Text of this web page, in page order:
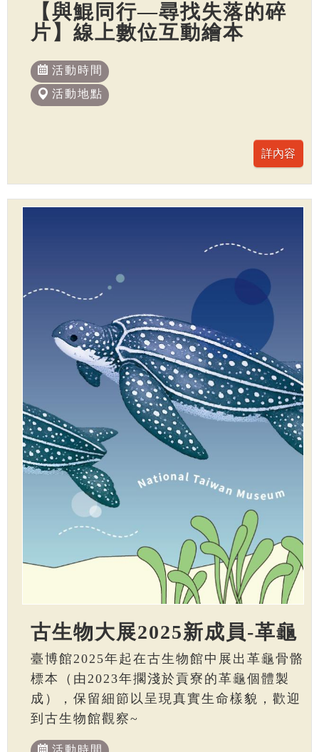
【與鯤同行—尋找失落的碎
片】線上數位互動繪本
活動時間
活動地點
古生物大展2025新成員-革龜
臺博館2025年起在古生物館中展出革龜骨骼
標本（由2023年擱淺於貢寮的革龜個體製
成），保留細節以呈現真實生命樣貌，歡迎
到古生物館觀察~